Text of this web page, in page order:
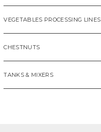
VEGETABLES PROCESSING LINES
CHESTNUTS
TANKS & MIXERS